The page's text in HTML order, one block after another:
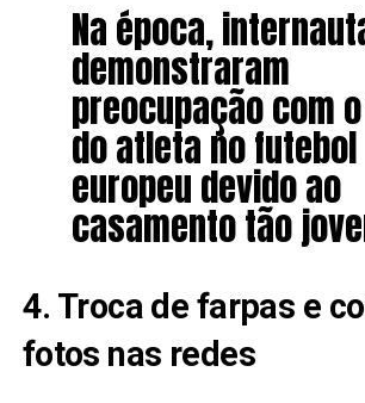
Na época,
demonstraram
preocupação com
do atleta no futebol
europeu devido ao
casamento tão
4. Troca de farpas e
fotos nas redes